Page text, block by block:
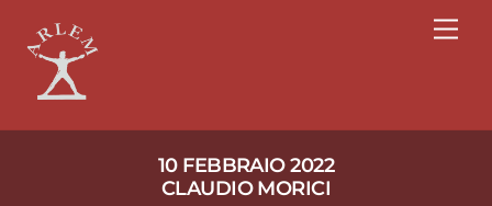
content
10 FEBBRAIO 2022
CLAUDIO MORICI